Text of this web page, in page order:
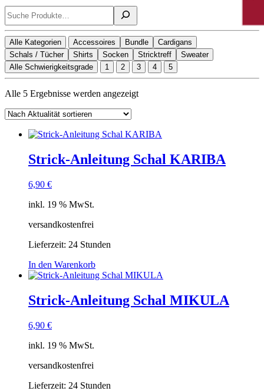
Suchen
Alle Kategorien Accessoires Bundle
Cardigans
Schals / Tücher
Shirts Socken Stricktreff
Sweater
Alle Schwierigkeitsgrade
1 2 3 4 5
Alle 5 Ergebnisse werden angezeigtNach
Strick-Anleitung Schal KARIBA
6,90 €
inkl. 19 % MwSt.
versandkostenfrei
Lieferzeit: 24 Stunden
In den Warenkorb
Strick-Anleitung Schal MIKULA
6,90 €
inkl. 19 % MwSt.
versandkostenfrei
Lieferzeit: 24 Stunden